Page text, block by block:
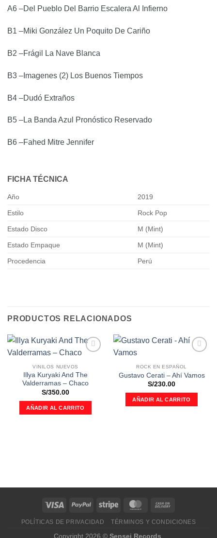
A6 –Del Pueblo Del Barrio Escalera Al Infierno
B1 –Miki González Un Poquito De Cariño
B2 –Frágil La Nave Blanca
B3 –Imagenes (2) Los Buenos Tiempos
B4 –Dudó Extraños
B5 –La Banda Azul Pronóstico Reservado
B6 –Fahed Mitre Jennifer
FICHA TÉCNICA
Año 2019
Estilo Rock Pop
Estado Disco M (Mint)
Estado Empaque M (Mint)
Procedencia Perú
PRODUCTOS RELACIONADOS
lista de
VINILOS NUEVOS
Illya Kuryaki And The
Valderramas – Chaco
S/350.00
AÑADIR AL CARRITO
lista de
deseos
ROCK EN ESPAÑOL
Gustavo Cerati – Ahí Vamos
S/230.00
AÑADIR AL CARRITO
POLÍTICAS DE PRIVACIDAD TÉRMINOS Y CONDICIONES
Copyright 2026 © Sensei Records